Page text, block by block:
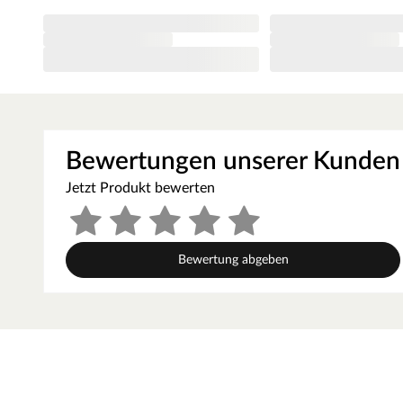
Optik
Das attraktive Eichenholz-Dekor fühlt sich in nahezu
Landhausdielen sind perfekt für alle, die den
möchten - für ein rustikales Flair. Die umlaufende 4-V-
Fläche so eine schöne Struktur.
Ruck zuck verlegt und ein echt starker Look - das sind
Bewertungen unserer Kunden
Jetzt Produkt bewerten
Bewertung abgeben